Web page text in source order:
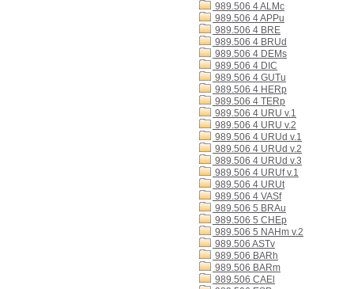
989.506 4 ALMc
989.506 4 APPu
989.506 4 BRE
989.506 4 BRUd
989.506 4 DEMs
989.506 4 DIC
989.506 4 GUTu
989.506 4 HERp
989.506 4 TERp
989.506 4 URU v.1
989.506 4 URU v.2
989.506 4 URUd v.1
989.506 4 URUd v.2
989.506 4 URUd v.3
989.506 4 URUf v.1
989.506 4 URUt
989.506 4 VASf
989.506 5 BRAu
989.506 5 CHEp
989.506 5 NAHm v.2
989.506 ASTv
989.506 BARh
989.506 BARm
989.506 CAEl